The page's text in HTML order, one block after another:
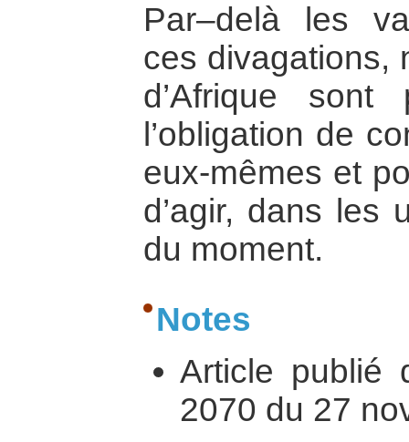
Par–delà les
ces divagations,
d’Afrique sont
l’obligation de
eux-mêmes et
d’agir, dans les
du moment.
Notes
Article publié
2070 du 27